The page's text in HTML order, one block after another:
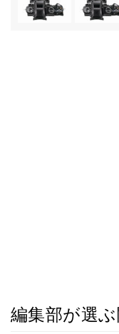
編集部が選